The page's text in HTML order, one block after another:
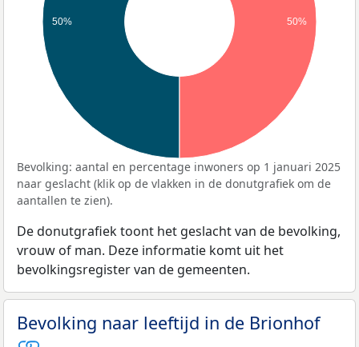
50% 50%
Bevolking: aantal en percentage inwoners op 1 januari 2025
naar geslacht (klik op de vlakken in de donutgrafiek om de
aantallen te zien).
De donutgrafiek toont het geslacht van de bevolking,
vrouw of man. Deze informatie komt uit het
bevolkingsregister van de gemeenten.
Bevolking naar leeftijd in de Brionhof